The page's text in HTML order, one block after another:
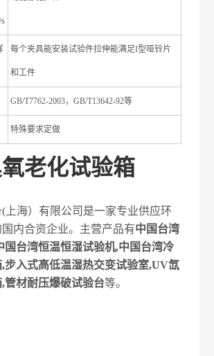
每个夹具能安装试验件拉伸能满足I型哑铃片
和工件
GB/T7762-2003，GB/T13642-92等
特殊要求定做
老化试验箱
上海）有限公司是一家专业供应环
内合资企业。主营产品有中国台湾
国台湾恒温恒湿试验机,中国台湾冷
步入式高低温湿热交变试验室,UV氙
管材耐压爆破试验台等。